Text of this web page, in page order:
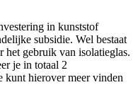
in kunststof
subsidie. Wel bestaat
het gebruik van isolatieglas.
je in totaal 2
kunt hierover meer vinden